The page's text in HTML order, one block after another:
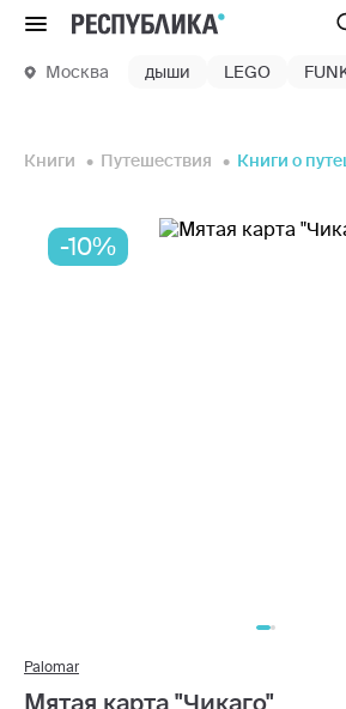
Меню
Москва дыши LEGO
Книги Путешествия Книги о
-10%
Palomar
Мятая карта "Чикаго"